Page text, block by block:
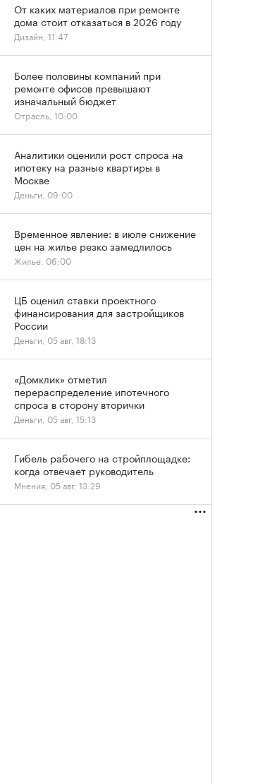
От каких материалов при ремонте
дома стоит отказаться в 2026 году
Дизайн, 11:47
Более половины компаний при
ремонте офисов превышают
изначальный бюджет
Отрасль, 10:00
Аналитики оценили рост спроса на
ипотеку на разные квартиры в
Москве
Деньги, 09:00
Временное явление: в июле снижение
цен на жилье резко замедлилось
Жилье, 06:00
ЦБ оценил ставки проектного
финансирования для застройщиков
России
Деньги, 05 авг, 18:13
«Домклик» отметил
перераспределение ипотечного
спроса в сторону вторички
Деньги, 05 авг, 15:13
Гибель рабочего на стройплощадке:
когда отвечает руководитель
Мнения, 05 авг, 13:29